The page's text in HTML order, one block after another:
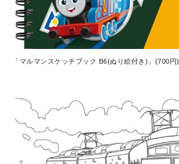
「マルマンスケッチブック B6(ぬり絵付き)」(700円)